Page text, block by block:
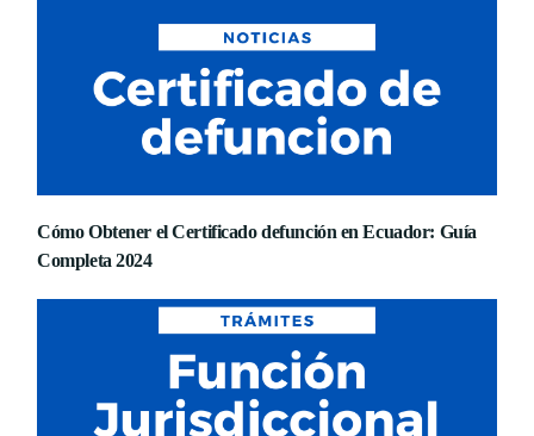
Cómo Obtener el Certificado defunción en Ecuador: Guía
Completa 2024